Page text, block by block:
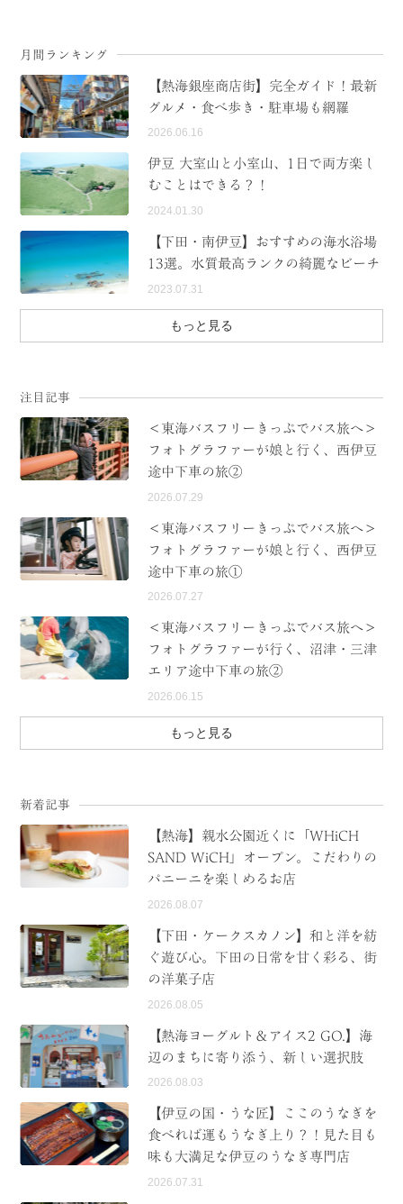
月間ランキング
【熱海銀座商店街】完全ガイド！最新
グルメ・食べ歩き・駐車場も網羅
2026.06.16
伊豆 大室山と小室山、1日で両方楽し
むことはできる？！
2024.01.30
【下田・南伊豆】おすすめの海水浴場
13選。水質最高ランクの綺麗なビーチ
2023.07.31
もっと見る
注目記事
＜東海バスフリーきっぷでバス旅へ＞
フォトグラファーが娘と行く、西伊豆
途中下車の旅②
2026.07.29
＜東海バスフリーきっぷでバス旅へ＞
フォトグラファーが娘と行く、西伊豆
途中下車の旅①
2026.07.27
＜東海バスフリーきっぷでバス旅へ＞
フォトグラファーが行く、沼津・三津
エリア途中下車の旅②
2026.06.15
もっと見る
新着記事
【熱海】親水公園近くに「WHiCH
SAND WiCH」オープン。こだわりの
パニーニを楽しめるお店
2026.08.07
【下田・ケークスカノン】和と洋を紡
ぐ遊び心。下田の日常を甘く彩る、街
の洋菓子店
2026.08.05
【熱海ヨーグルト＆アイス2 GO.】海
辺のまちに寄り添う、新しい選択肢
2026.08.03
【伊豆の国・うな匠】ここのうなぎを
食べれば運もうなぎ上り？！見た目も
味も大満足な伊豆のうなぎ専門店
2026.07.31